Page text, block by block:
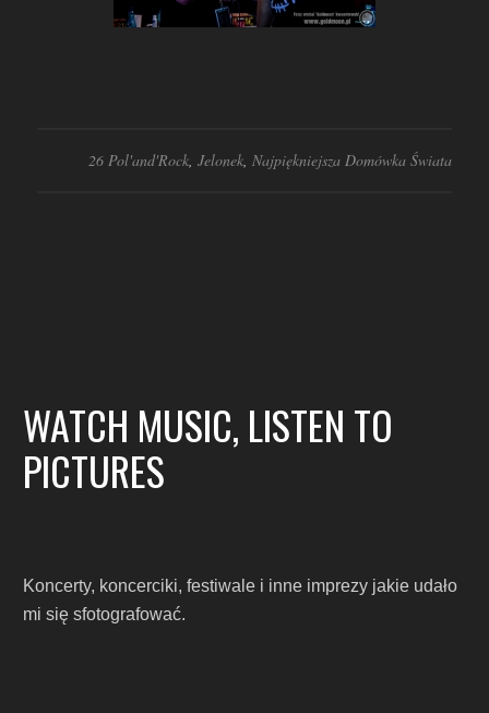
26 Pol'and'Rock, Jelonek, Najpiękniejsza Domówka Świata
WATCH MUSIC, LISTEN TO
PICTURES
Koncerty, koncerciki, festiwale i inne imprezy jakie udało
mi się sfotografować.